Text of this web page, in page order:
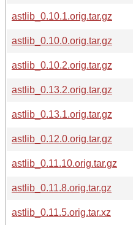
astlib_0.10.1.orig.tar.gz
astlib_0.10.0.orig.tar.gz
astlib_0.10.2.orig.tar.gz
astlib_0.13.2.orig.tar.gz
astlib_0.13.1.orig.tar.gz
astlib_0.12.0.orig.tar.gz
astlib_0.11.10.orig.tar.gz
astlib_0.11.8.orig.tar.gz
astlib_0.11.5.orig.tar.xz